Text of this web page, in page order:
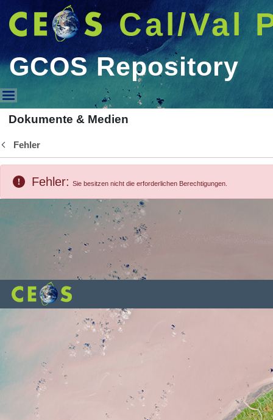
Cal/Val
GCOS Repository
GCOS Repository
Dokumente & Medien
Fehler
Fehler: Sie besitzen nicht die erforderlichen Berechtigungen.